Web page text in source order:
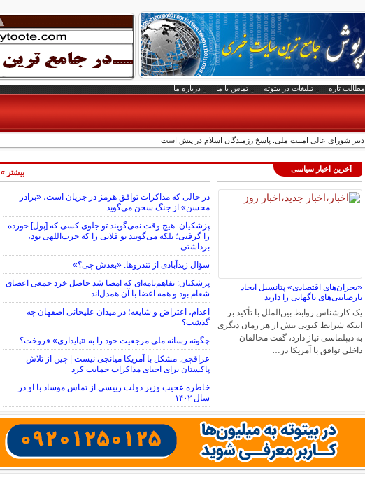
مطالب تازه تبلیغات در بیتوته تماس با ما درباره ما
دبیر شورای عالی امنیت ملی: ‏پاسخ رزمندگان اسلام در پیش است
آخرین اخبار سیاسی
«بحران‌های اقتصادی» پتانسیل ایجاد
نارضایتی‌های ناگهانی را دارند
یک کارشناس روابط بین‌الملل با تأکید بر
اینکه شرایط کنونی بیش از هر زمان دیگری
به دیپلماسی نیاز دارد، گفت مخالفان
داخلی توافق با آمریکا در…
در حالی که مذاکرات توافق هرمز در جریان است، «برادر
محسن» از جنگ سخن می‌گوید
پزشکیان: هیچ وقت نمی‌گویند تو جلوی کسی که [پول] خورده
را گرفتی؛ بلکه می‌گویند تو فلانی را که حزب‌اللهی بود،
برداشتی
سؤال زیدآبادی از تندروها: «بعدش چی؟»
پزشکیان: تفاهم‌نامه‌ای که امضا شد حاصل خرد جمعی اعضای
شعام بود و همه اعضا با آن همدل‌اند
اعدام، اعتراض و شایعه؛ در میدان علیخانی اصفهان چه
گذشت؟
چگونه رسانه ملی مرجعیت خود را به «پایداری» فروخت؟
عراقچی: مشکل با آمریکا میانجی نیست | چین از تلاش
پاکستان برای احیای مذاکرات حمایت کرد
خاطره عجیب وزیر دولت رییسی از تماس موساد با او در
سال ۱۴۰۲
بیشتر »